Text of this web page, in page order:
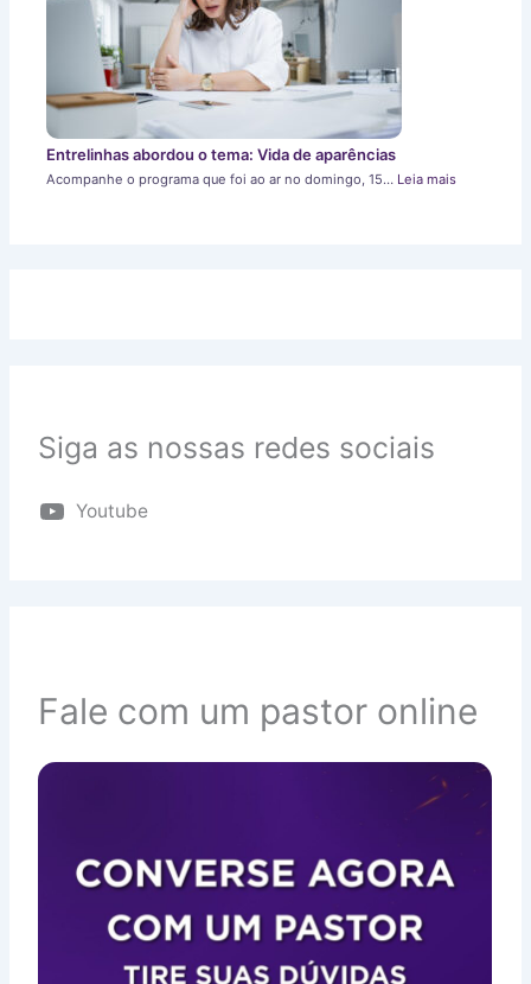
Entrelinhas abordou o tema: Vida de aparências
Acompanhe o programa que foi ao ar no domingo, 15… Leia mais
Siga as nossas redes sociais
Youtube
Fale com um pastor online